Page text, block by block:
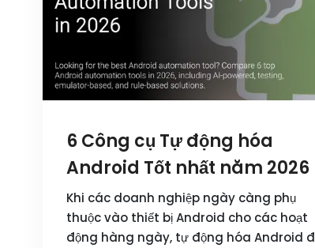
6 Công cụ Tự động hóa
Android Tốt nhất năm 2026
Khi các doanh nghiệp ngày càng phụ
thuộc vào thiết bị Android cho các hoạt
động hàng ngày, tự động hóa Android